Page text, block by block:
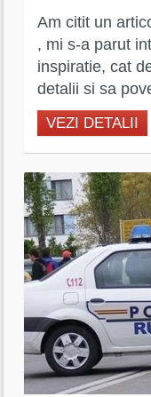
Am citit un
, mi s-a parut
inspiratie, cat
detalii si sa
VEZI DETALII